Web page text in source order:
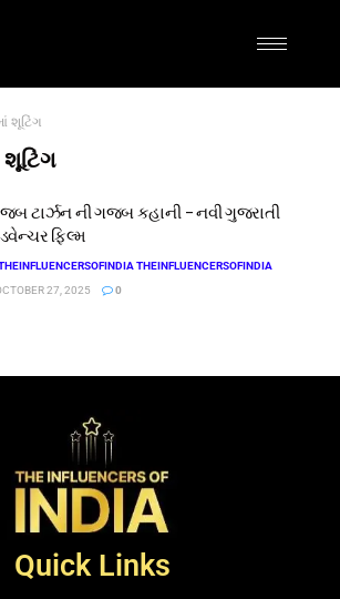
શૂટિંગ
ટાર્ઝન ની ગજબ કહાની – નવી ગુજરાતી
ફિલ્મ
THEINFLUENCERSOFINDIA
27, 2025
0
Quick Links